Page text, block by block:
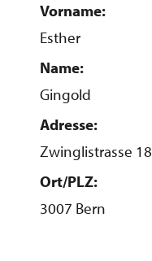
Vorname:
Esther
Name:
Gingold
Adresse:
Zwinglistrasse 18
Ort/PLZ:
3007 Bern